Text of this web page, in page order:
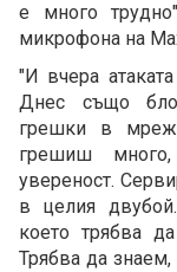
е много
микрофона на
"И вчера
Днес също
грешки в
грешиш
увереност.
в целия
което трябва
Трябва да